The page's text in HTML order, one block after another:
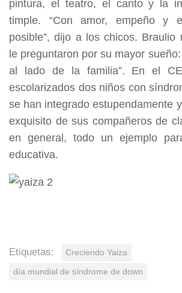
pintura, el teatro, el canto y la
timple. “Con amor, empeño y
posible”, dijo a los chicos. Braulio
le preguntaron por su mayor
al lado de la familia”. En el
escolarizados dos niños con
se han integrado estupendamente
exquisito de sus compañeros de
en general, todo un ejemplo
educativa.
Etiquetas:
Creciendo Yaiza
día mundial de síndrome de down